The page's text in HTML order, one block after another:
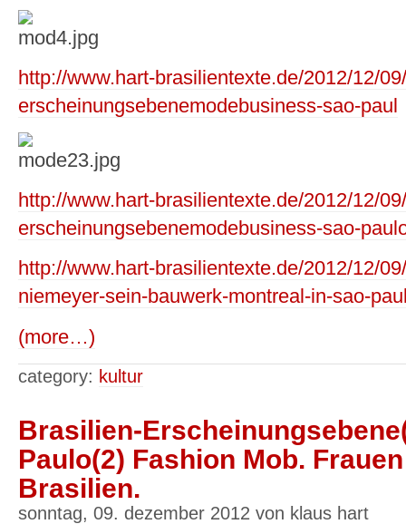
http://www.hart-brasilientexte.de/2012/12/
erscheinungsebenemodebusiness-sao-paul
http://www.hart-brasilientexte.de/2012/12/
erscheinungsebenemodebusiness-sao-
http://www.hart-brasilientexte.de/2012/12/
niemeyer-sein-bauwerk-montreal-in-sao-
(more…)
category: kultur
Brasilien-
Paulo(2) Fashion Mob.
Brasilien.
sonntag, 09. dezember 2012 von klaus hart